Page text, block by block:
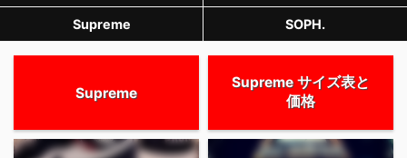
Supreme SOPH.
Supreme
Supreme サイズ表と
価格